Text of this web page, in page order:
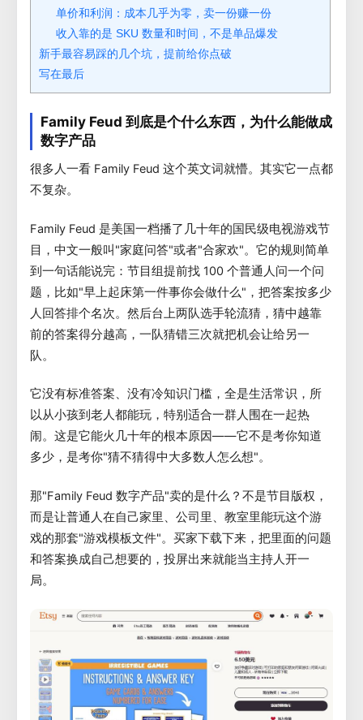
单价和利润：成本几乎为零，卖一份赚一份
收入靠的是 SKU 数量和时间，不是单品爆发
新手最容易踩的几个坑，提前给你点破
写在最后
Family Feud 到底是个什么东西，为什么能做成
数字产品
很多人一看 Family Feud 这个英文词就懵。其实它一点都
不复杂。
Family Feud 是美国一档播了几十年的国民级电视游戏节
目，中文一般叫"家庭问答"或者"合家欢"。它的规则简单
到一句话能说完：节目组提前找 100 个普通人问一个问
题，比如"早上起床第一件事你会做什么"，把答案按多少
人回答排个名次。然后台上两队选手轮流猜，猜中越靠
前的答案得分越高，一队猜错三次就把机会让给另一
队。
它没有标准答案、没有冷知识门槛，全是生活常识，所
以从小孩到老人都能玩，特别适合一群人围在一起热
闹。这是它能火几十年的根本原因——它不是考你知道
多少，是考你"猜不猜得中大多数人怎么想"。
那"Family Feud 数字产品"卖的是什么？不是节目版权，
而是让普通人在自己家里、公司里、教室里能玩这个游
戏的那套"游戏模板文件"。买家下载下来，把里面的问题
和答案换成自己想要的，投屏出来就能当主持人开一
局。